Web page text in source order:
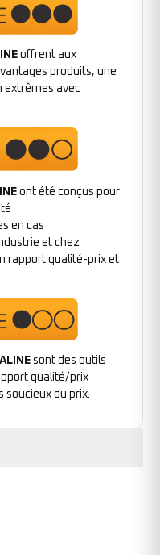
offrent aux
produits, une
extrêmes avec
ont été conçus pour
en cas
et chez
rapport qualité-prix et
sont des outils
qualité/prix
soucieux du prix.